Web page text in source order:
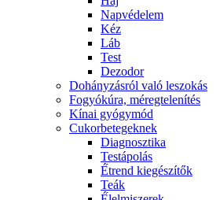
Napvédelem
Kéz
Láb
Test
Dezodor
Dohányzásról való leszokás
Fogyókúra, méregtelenítés
Kínai gyógymód
Cukorbetegeknek
Diagnosztika
Testápolás
É́trend kiegészítők
Teák